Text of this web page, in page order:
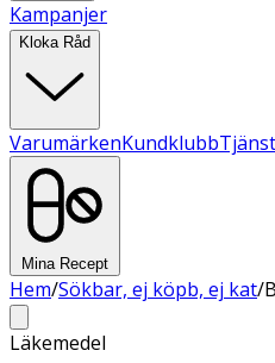
Kampanjer
Kloka Råd
VarumärkenKundklubb
Mina Recept
Hem/Sökbar, ej köpb, ej kat/
Läkemedel